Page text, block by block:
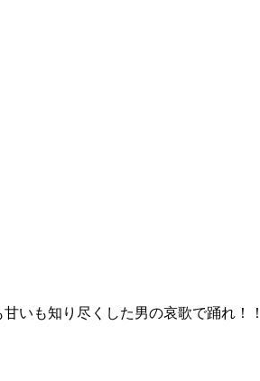
いも知り尽くした男の哀歌で踊れ！！